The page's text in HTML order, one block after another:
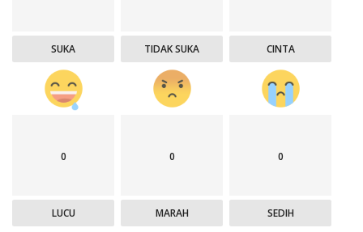
SUKA TIDAK SUKA CINTA
0
LUCU
0
MARAH
0
SEDIH